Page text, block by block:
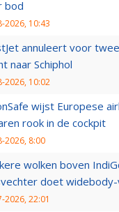
bod
2026, 10:43
annuleert voor
naar Schiphol
2026, 10:02
wijst Europese
rook in de cockpit
2026, 8:00
wolken boven
doet
2026, 22:01